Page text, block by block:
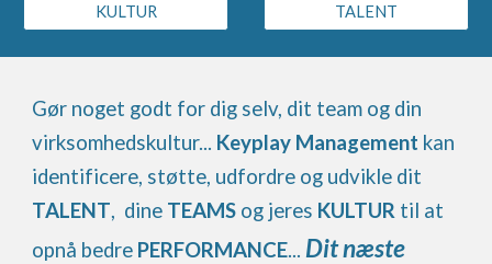
KULTUR TALENT
Gør noget godt for dig selv, dit team og din
virksomhedskultur... Keyplay Management kan
identificere, støtte, udfordre og udvikle dit
TALENT, dine TEAMS og jeres KULTUR til at
opnå bedre PERFORMANCE... Dit næste